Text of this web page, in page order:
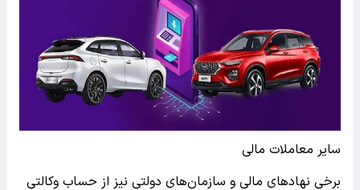
سایر معاملات مالی
برخی نهادهای مالی و سازمان‌های دولتی نیز از حساب وکالتی